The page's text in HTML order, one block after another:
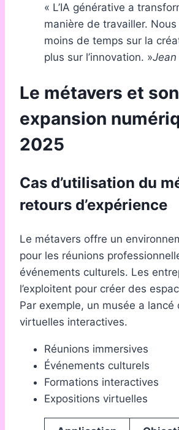
« L’IA générative a
manière de travailler.
moins de temps sur la
plus sur l’innovation. »Jean
Le métavers et son
expansion
2025
Cas d’utilisation du
retours d’expérience
Le métavers offre un
pour les réunions
événements culturels. Les
l’exploitent pour créer des
Par exemple, un musée a lancé
virtuelles interactives.
Réunions immersives
Événements culturels
Formations interactives
Expositions virtuelles